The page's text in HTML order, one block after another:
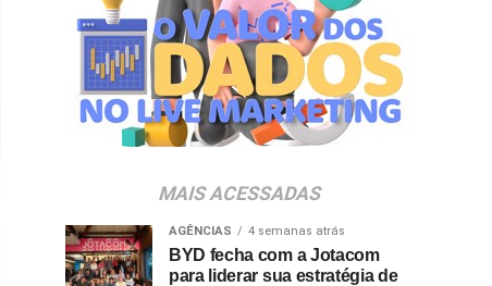
MAIS ACESSADAS
AGÊNCIAS 4 semanas atrás
BYD fecha com a Jotacom
para liderar sua estratégia de